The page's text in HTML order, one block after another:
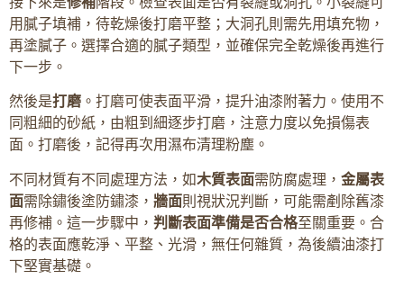
用膩子填補，待乾燥後打磨平整；大洞孔則需先用填充物，
再塗膩子。選擇合適的膩子類型，並確保完全乾燥後再進行
下一步。
然後是打磨 。打磨可使表面平滑，提升油漆附著力。使用不
同粗細的砂紙，由粗到細逐步打磨，注意力度以免損傷表
面。打磨後，記得再次用濕布清理粉塵。
不同材質有不同處理方法，如木質表面需防腐處理， 金屬表
面需除鏽後塗防鏽漆， 牆面則視狀況判斷，可能需剷除舊漆
再修補。這一步驟中， 判斷表面準備是否合格至關重要。合
格的表面應乾淨、平整、光滑，無任何雜質，為後續油漆打
下堅實基礎。